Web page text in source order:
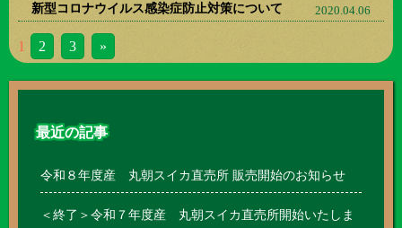
新型コロナウイルス感染症防止対策について 2020.04.06
1 2 3 »
最近の記事
令和８年度産 丸朝スイカ直売所 販売開始のお知らせ
＜終了＞令和７年度産 丸朝スイカ直売所開始いたしま